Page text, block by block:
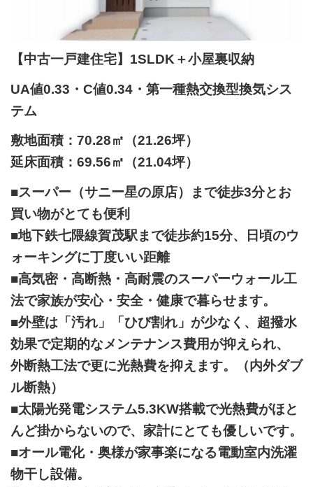
【中古一戸建住宅】1SLDK＋小屋裏収納
UA値0.33・C値0.34・第一種熱交換型換気シス
テム
敷地面積：70.28㎡（21.26坪）
延床面積：69.56㎡（21.04坪）
■スーパー（サニー星の原店）まで徒歩3分とお
買い物がとても便利
■地下鉄七隈線賀茂駅まで徒歩約15分、日頃のウ
ォーキングに丁度いい距離
■高気密・高断熱・高耐震のスーパーウォール工
法で家族が安心・安全・健康で暮らせます。
■外壁は「汚れ」「ひび割れ」が少なく、超撥水
効果で定期的なメンテナンス費用が抑えられ、
外断熱工法で更に光熱費を抑えます。（内外ダブ
ル断熱）
■太陽光発電システム5.3KW搭載で光熱費がほと
んど掛からないので、家計にとても優しいです。
■オール電化・奥様が家事楽になる電動室内洗濯
物干し設備。